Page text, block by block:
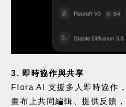
3. 即時協作與共享
Flora AI 支援多人即時協作
畫布上共同編輯、提供反饋